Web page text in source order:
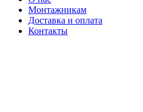
Монтажникам
Доставка и оплата
Контакты